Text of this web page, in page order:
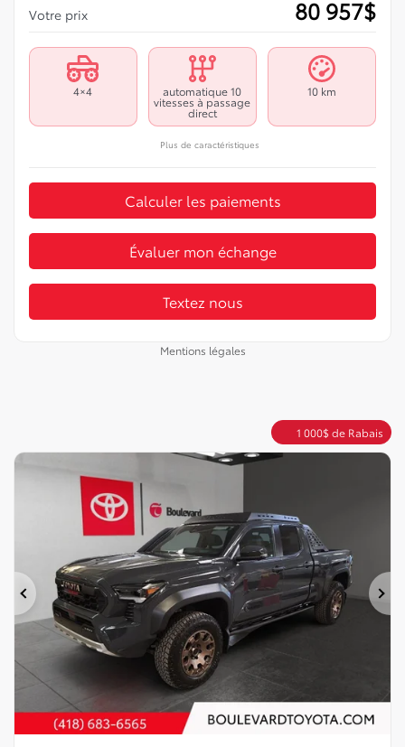
Votre prix 80 957$
4×4 automatique 10
vitesses à passage
direct
10 km
Plus de caractéristiques
Calculer les paiements
Évaluer mon échange
Textez nous
Mentions légales
1 000$de Rabais
Précédent